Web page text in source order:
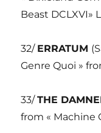
Beast DCLXVI»
32/ ERRATUM
Genre Quoi »
33/THE
from « Machine